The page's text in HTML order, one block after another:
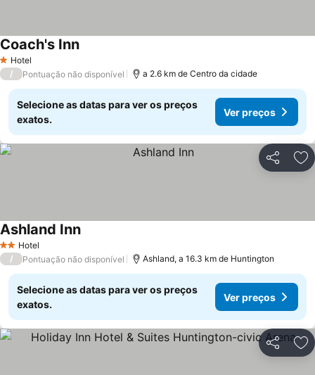
1 Estrelas
Hotel
Coach's InnVer preços
/ Pontuação não disponível a 2.6 km de Centro da cidade
Selecione as datas para ver os preços
exatos.
Ver preços
Partilhar
2 Estrelas
Hotel
Ashland InnVer preços
/ Pontuação não disponível Ashland, a 16.3 km de Huntington
Selecione as datas para ver os preços
exatos.
Ver preços
Partilhar